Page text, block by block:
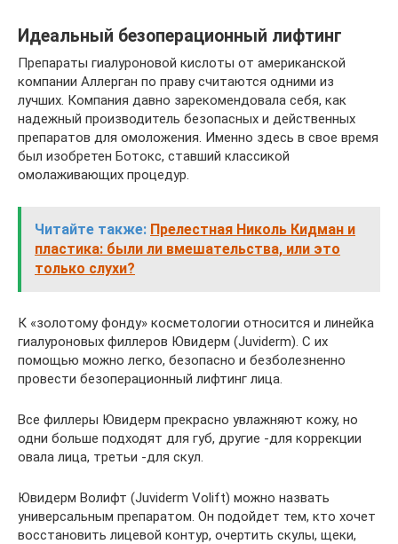
Идеальный безоперационный лифтинг
Препараты гиалуроновой кислоты от американской
компании Аллерган по праву считаются одними из
лучших. Компания давно зарекомендовала себя, как
надежный производитель безопасных и действенных
препаратов для омоложения. Именно здесь в свое время
был изобретен Ботокс, ставший классикой
омолаживающих процедур.
Читайте также: Прелестная Николь Кидман и
пластика: были ли вмешательства, или это
только слухи?
К «золотому фонду» косметологии относится и линейка
гиалуроновых филлеров Ювидерм (Juviderm). С их
помощью можно легко, безопасно и безболезненно
провести безоперационный лифтинг лица.
Все филлеры Ювидерм прекрасно увлажняют кожу, но
одни больше подходят для губ, другие -для коррекции
овала лица, третьи -для скул.
Ювидерм Волифт (Juviderm Volift) можно назвать
универсальным препаратом. Он подойдет тем, кто хочет
восстановить лицевой контур, очертить скулы, щеки,